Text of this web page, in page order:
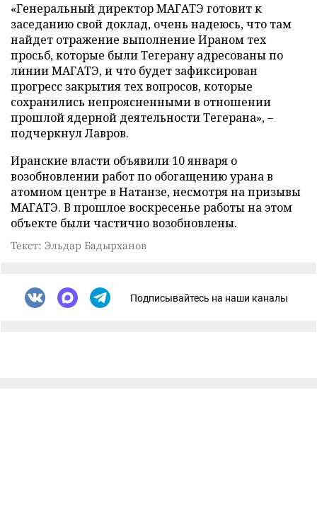
«Генеральный директор МАГАТЭ готовит к
заседанию свой доклад, очень надеюсь, что там
найдет отражение выполнение Ираном тех
просьб, которые были Тегерану адресованы по
линии МАГАТЭ, и что будет зафиксирован
прогресс закрытия тех вопросов, которые
сохранились непроясненными в отношении
прошлой ядерной деятельности Тегерана», –
подчеркнул Лавров.
Иранские власти объявили 10 января о
возобновлении работ по обогащению урана в
атомном центре в Натанзе, несмотря на призывы
МАГАТЭ. В прошлое воскресенье работы на этом
объекте были частично возобновлены.
Текст: Эльдар Бадырханов
Подписывайтесь на наши каналы